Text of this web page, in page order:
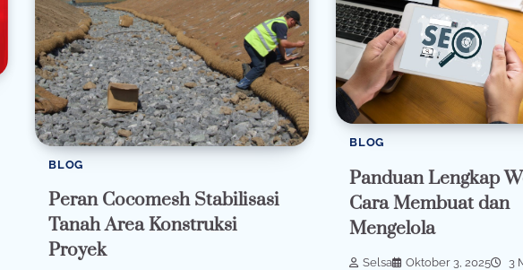
BLOG
Peran Cocomesh Stabilisasi
Tanah Area Konstruksi
Proyek
BLOG
Panduan Lengkap
Cara Membuat dan
Mengelola
Selsa Oktober 3, 2025 3